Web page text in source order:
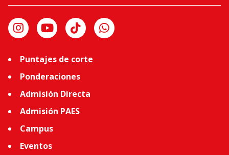
Puntajes de corte
Ponderaciones
Admisión Directa
Admisión PAES
Campus
Eventos